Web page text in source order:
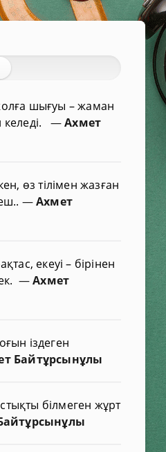
шығуы – жаман
—Ахмет
өз тілімен жазған
—Ахмет
екеуі – бірінен
—Ахмет
іздеген
Байтұрсынұлы
білмеген жұрт